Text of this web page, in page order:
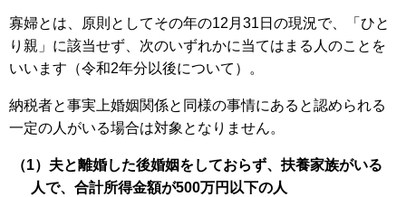
寡婦とは、原則としてその年の12月31日の現況で、「ひと
り親」に該当せず、次のいずれかに当てはまる人のことを
いいます（令和2年分以後について）。
納税者と事実上婚姻関係と同様の事情にあると認められる
一定の人がいる場合は対象となりません。
（1）夫と離婚した後婚姻をしておらず、扶養家族がいる
人で、合計所得金額が500万円以下の人